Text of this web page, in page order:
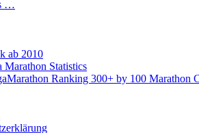
…
ab 2010
Statistics
Ranking 300+ by 100 Marathon